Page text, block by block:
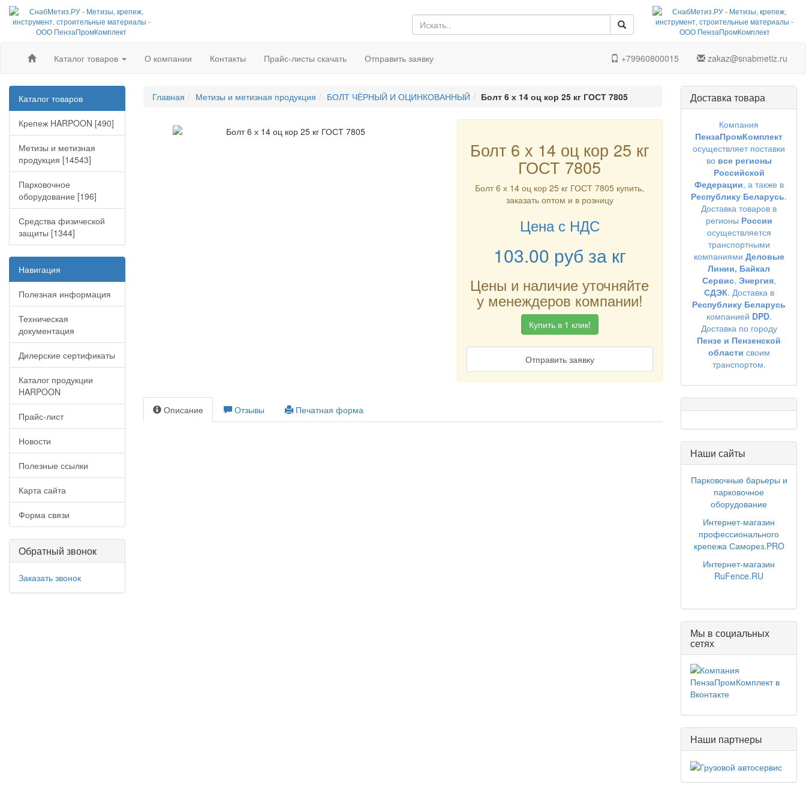
Каталог товаров О компании Контакты Прайс-листы скачать Отправить заявку +79960800015 zakaz@snabmetiz.ru
Каталог товаров
Крепеж HARPOON [490]
Метизы и метизная
продукция [14543]
Парковочное
оборудование [196]
Средства физической
защиты [1344]
Навигация
Полезная информация
Техническая
документация
Дилерские сертификаты
Каталог продукции
HARPOON
Прайс-лист
Новости
Полезные ссылки
Карта сайта
Форма связи
Обратный звонок
Заказать звонок
Главная Метизы и метизная продукция БОЛТ ЧЁРНЫЙ И ОЦИНКОВАННЫЙ Болт 6 х 14 оц кор 25 кг ГОСТ 7805
Болт 6 х 14 оц кор 25 кг
ГОСТ 7805
Болт 6 х 14 оц кор 25 кг ГОСТ 7805 купить,
заказать оптом и в розницу
Цена с НДС
103.00 руб за кг
Цены и наличие уточняйте
у менеждеров компании!
Купить в 1 клик!
Отправить заявку
Описание Отзывы Печатная форма
Доставка товара
Компания
ПензаПромКомплект
осуществляет поставки
во все регионы
Российской
Федерации, а также в
Республику Беларусь.
Доставка товаров в
регионы России
осуществляется
транспортными
компаниями Деловые
Линии, Байкал
Сервис, Энергия,
СДЭК. Доставка в
Республику Беларусь
компанией DPD.
Доставка по городу
Пензе и Пензенской
области своим
транспортом.
Наши сайты
Парковочные барьеры и
парковочное
оборудование
Интернет-магазин
профессионального
крепежа Саморез.PRO
Интернет-магазин
RuFence.RU
Мы в социальных
сетях
Наши партнеры